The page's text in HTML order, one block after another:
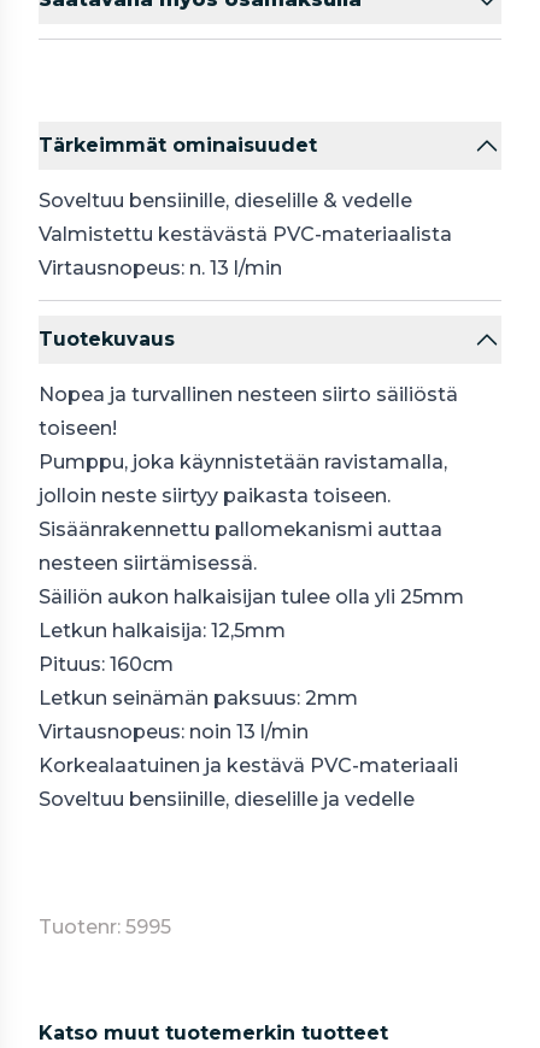
Tärkeimmät ominaisuudet
Soveltuu bensiinille, dieselille & vedelle
Valmistettu kestävästä PVC-materiaalista
Virtausnopeus: n. 13 l/min
Tuotekuvaus
Nopea ja turvallinen nesteen siirto säiliöstä
toiseen!
Pumppu, joka käynnistetään ravistamalla,
jolloin neste siirtyy paikasta toiseen.
Sisäänrakennettu pallomekanismi auttaa
nesteen siirtämisessä.
Säiliön aukon halkaisijan tulee olla yli 25mm
Letkun halkaisija: 12,5mm
Pituus: 160cm
Letkun seinämän paksuus: 2mm
Virtausnopeus: noin 13 l/min
Korkealaatuinen ja kestävä PVC-materiaali
Soveltuu bensiinille, dieselille ja vedelle
Tuotenr: 5995
Katso muut tuotemerkin tuotteet